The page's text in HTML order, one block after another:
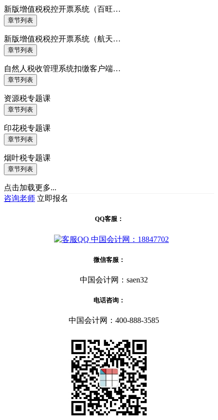
新版增值税税控开票系统（百旺…
章节列表
新版增值税税控开票系统（航天…
章节列表
自然人税收管理系统扣缴客户端…
章节列表
资源税专题课
章节列表
印花税专题课
章节列表
烟叶税专题课
章节列表
点击加载更多...
咨询老师 立即报名
QQ客服：
中国会计网：18847702
微信客服：
中国会计网：saen32
电话咨询：
中国会计网：400-888-3585